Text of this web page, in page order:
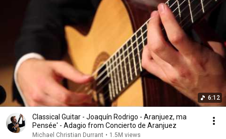
6:12
Classical Guitar - Joaquín Rodrigo - Aranjuez, ma
Pensée' - Adagio from Concierto de Aranjuez
Michael Christian Durrant • 1.5M views